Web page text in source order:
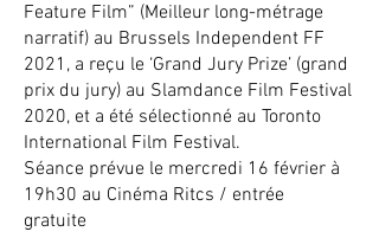
Feature Film” (Meilleur long-métrage
narratif) au Brussels Independent FF
2021, a reçu le ‘Grand Jury Prize’ (grand
prix du jury) au Slamdance Film Festival
2020, et a été sélectionné au Toronto
International Film Festival.
Séance prévue le mercredi 16 février à
19h30 au Cinéma Ritcs / entrée
gratuite